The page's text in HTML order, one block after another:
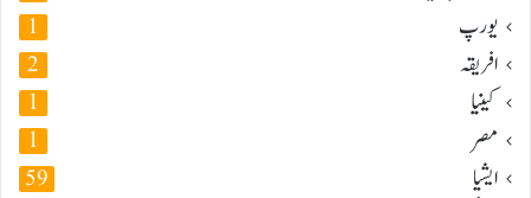
یورپ 1
افریقہ 2
کینیا 1
مصر 1
ایشیا 59